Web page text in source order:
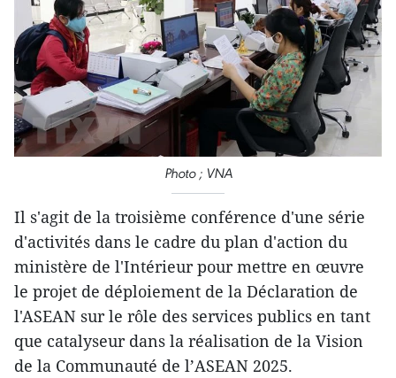
Photo ; VNA
Il s'agit de la troisième conférence d'une série
d'activités dans le cadre du plan d'action du
ministère de l'Intérieur pour mettre en œuvre
le projet de déploiement de la Déclaration de
l'ASEAN sur le rôle des services publics en tant
que catalyseur dans la réalisation de la Vision
de la Communauté de l’ASEAN 2025.